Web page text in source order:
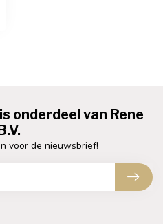
onderdeel van Rene
voor de nieuwsbrief!